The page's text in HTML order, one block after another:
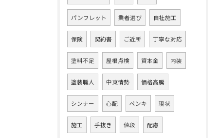
パンフレット 業者選び 自社施工
保険 契約書 ご近所 丁寧な対応
塗料不足 屋根点検 資本金 内装
塗装職人 中東情勢 価格高騰
シンナー 心配 ペンキ 現状
施工 手抜き 値段 配慮